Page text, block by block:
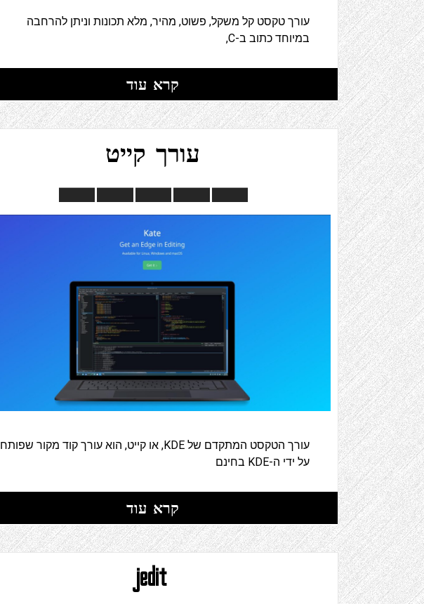
עורך טקסט קל משקל, פשוט, מהיר, מלא תכונות וניתן להרחבה
במיוחד כתוב ב-C,
קרא עוד
עורך קייט
עורך הטקסט המתקדם של KDE, או קייט, הוא עורך קוד מקור שפותח
על ידי ה-KDE בחינם
קרא עוד
jedit